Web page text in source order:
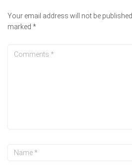
Your email address will not be published.
marked *